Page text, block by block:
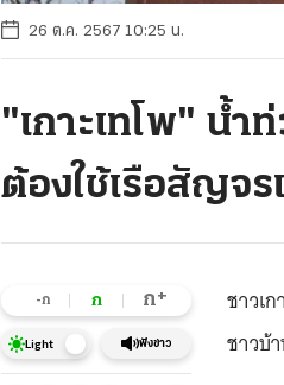
26 ต.ค. 2567 10:25 น.
"เกาะเทโพ" น้ำ
ต้องใช้เรือสัญจร
-ก ก ก+
Light ฟังข่าว
ชาวเ
ชาวบ้